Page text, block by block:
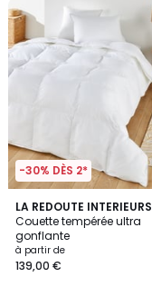
-30% DÈS 2*
LA REDOUTE INTERIEURS
Couette tempérée ultra
gonflante
à partir de
139,00 €
3,8
/ 5